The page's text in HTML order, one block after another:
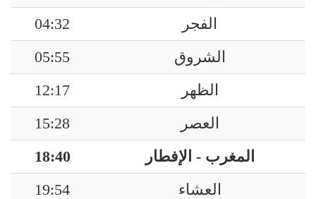
الفجر
04:32
الشروق
05:55
الظهر
12:17
العصر
15:28
المغرب - الإفطار
18:40
العشاء
19:54